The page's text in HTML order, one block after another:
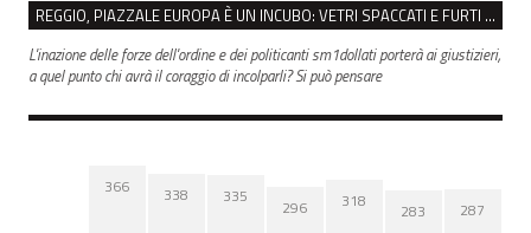
REGGIO, PIAZZALE EUROPA È UN INCUBO: VETRI SPACCATI E FURTI SULLE AUTO IN SOSTA
L'inazione delle forze dell'ordine e dei politicanti sm1dollati porterà ai giustizieri,
a quel punto chi avrà il coraggio di incolparli? Si può pensare
366 338 335
296 318 283 287